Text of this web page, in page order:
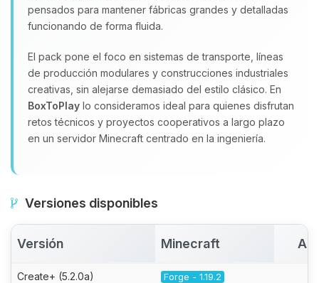
pensados para mantener fábricas grandes y detalladas
funcionando de forma fluida.
El pack pone el foco en sistemas de transporte, líneas
de producción modulares y construcciones industriales
creativas, sin alejarse demasiado del estilo clásico. En
BoxToPlay lo consideramos ideal para quienes disfrutan
retos técnicos y proyectos cooperativos a largo plazo
en un servidor Minecraft centrado en la ingeniería.
Versiones disponibles
Versión Minecraft
Create+ (5.2.0a) Forge - 1.19.2